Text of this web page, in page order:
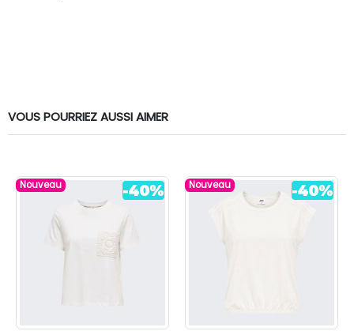
VOUS POURRIEZ AUSSI AIMER
Nouveau Nouveau